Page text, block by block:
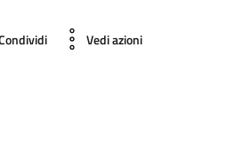
Vedi azioni